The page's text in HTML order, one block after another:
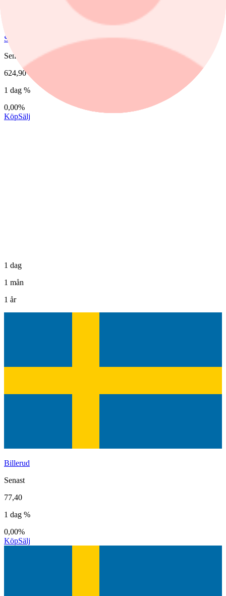
SAAB B
Senast
624,90
1 dag %
0,00%
KöpSälj
1 dag
1 mån
1 år
Billerud
Senast
77,40
1 dag %
0,00%
KöpSälj